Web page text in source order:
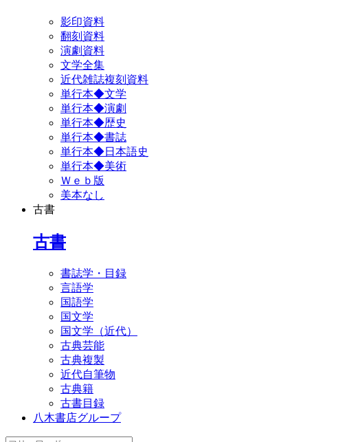
影印資料
翻刻資料
演劇資料
文学全集
近代雑誌複刻資料
単行本◆文学
単行本◆演劇
単行本◆歴史
単行本◆書誌
単行本◆日本語史
単行本◆美術
Ｗｅｂ版
美本なし
古書
古書
書誌学・目録
言語学
国語学
国文学
国文学（近代）
古典芸能
古典複製
近代自筆物
古典籍
古書目録
八木書店グループ